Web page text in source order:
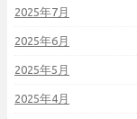
2025年7月
2025年6月
2025年5月
2025年4月